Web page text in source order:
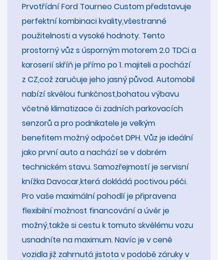
Prvotřídní Ford Tourneo Custom představuje
perfektní kombinaci kvality,všestranné
použitelnosti a vysoké hodnoty. Tento
prostorný vůz s úsporným motorem 2.0 TDCi a
karoserií skříň je přímo po 1. majiteli a pochází
z CZ,což zaručuje jeho jasný původ. Automobil
nabízí skvělou funkčnost,bohatou výbavu
včetně klimatizace či zadních parkovacích
senzorů a pro podnikatele je velkým
benefitem možný odpočet DPH. Vůz je ideální
jako první auto a nachází se v dobrém
technickém stavu. Samozřejmostí je servisní
knížka Davocar,která dokládá poctivou péči.
Pro vaše maximální pohodlí je připravena
flexibilní možnost financování a úvěr je
možný,takže si cestu k tomuto skvělému vozu
usnadníte na maximum. Navíc je v ceně
vozidla již zahrnutá jistota v podobě záruky v